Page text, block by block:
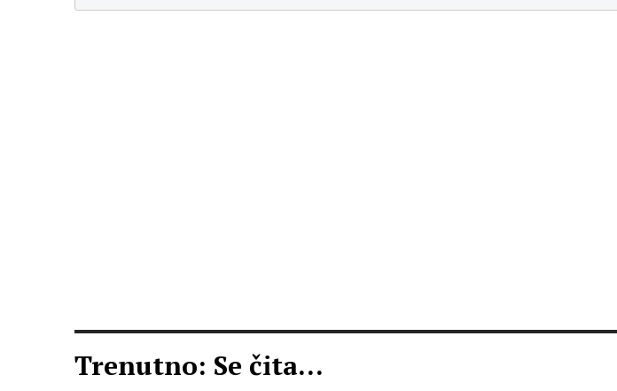
Trenutno: Se čita...